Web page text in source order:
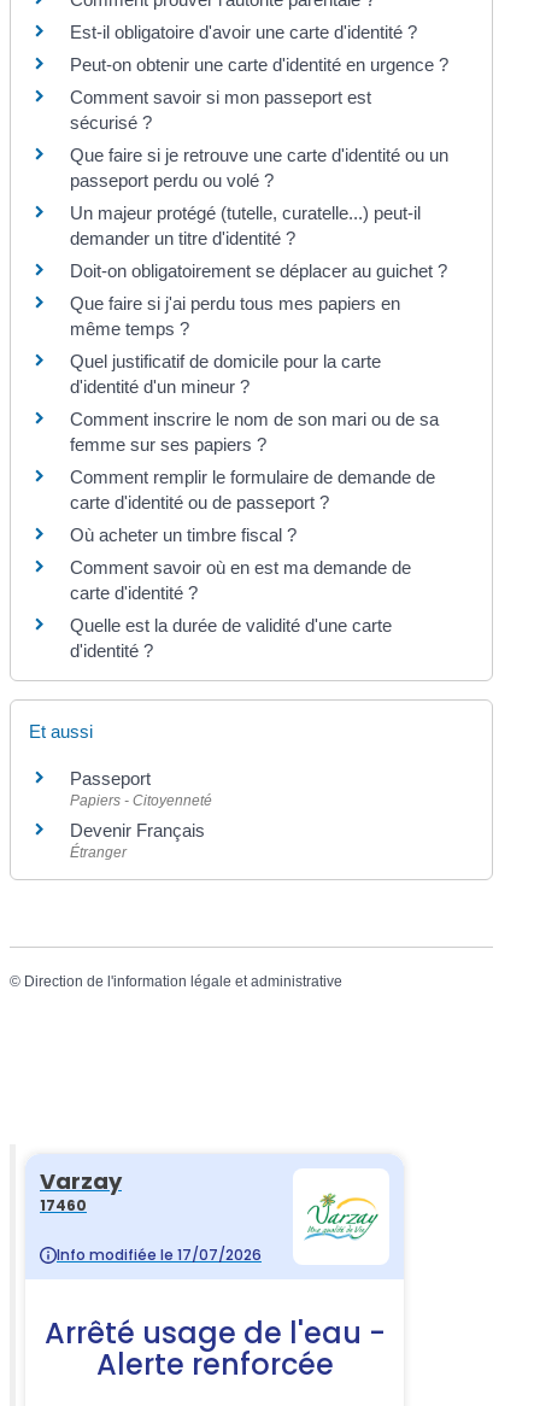
Est-il obligatoire d'avoir une carte d'identité ?
Peut-on obtenir une carte d'identité en urgence ?
Comment savoir si mon passeport est
sécurisé ?
Que faire si je retrouve une carte d'identité ou un
passeport perdu ou volé ?
Un majeur protégé (tutelle, curatelle...) peut-il
demander un titre d'identité ?
Doit-on obligatoirement se déplacer au guichet ?
Que faire si j'ai perdu tous mes papiers en
même temps ?
Quel justificatif de domicile pour la carte
d'identité d'un mineur ?
Comment inscrire le nom de son mari ou de sa
femme sur ses papiers ?
Comment remplir le formulaire de demande de
carte d'identité ou de passeport ?
Où acheter un timbre fiscal ?
Comment savoir où en est ma demande de
carte d'identité ?
Quelle est la durée de validité d'une carte
d'identité ?
Et aussi
Passeport
Papiers - Citoyenneté
Devenir Français
Étranger
© Direction de l'information légale et administrative